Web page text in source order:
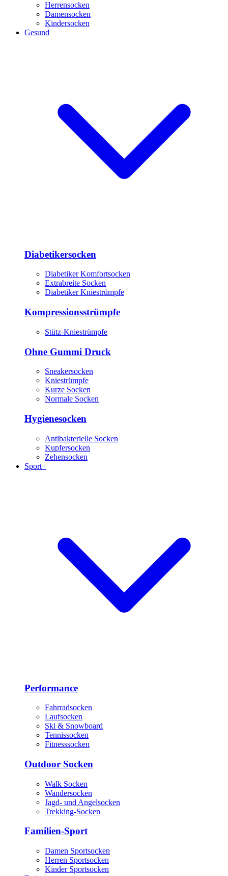
Herrensocken
Damensocken
Kindersocken
Gesund
Diabetikersocken
Diabetiker Komfortsocken
Extrabreite Socken
Diabetiker Kniestrümpfe
Kompressionsstrümpfe
Stütz-Kniestrümpfe
Ohne Gummi Druck
Sneakersocken
Kniestrümpfe
Kurze Socken
Normale Socken
Hygienesocken
Antibakterielle Socken
Kupfersocken
Zehensocken
Sport+
Performance
Fahrradsocken
Laufsocken
Ski & Snowboard
Tennissocken
Fitnesssocken
Outdoor Socken
Walk Socken
Wandersocken
Jagd- und Angelsocken
Trekking-Socken
Familien-Sport
Damen Sportsocken
Herren Sportsocken
Kinder Sportsocken